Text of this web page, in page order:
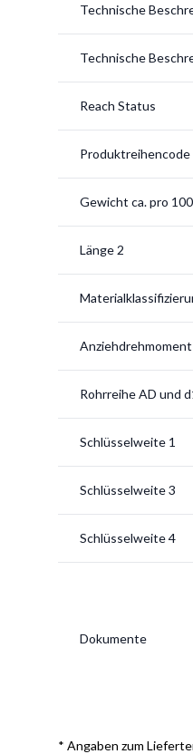
Technische
Technische
Reach Status
Produktreihencode
Gewicht ca. pro
Länge 2
Anziehdrehmoment
Rohrreihe AD und
Schlüsselweite 1
Schlüsselweite 3
Schlüsselweite 4
Dokumente
* Angaben zum